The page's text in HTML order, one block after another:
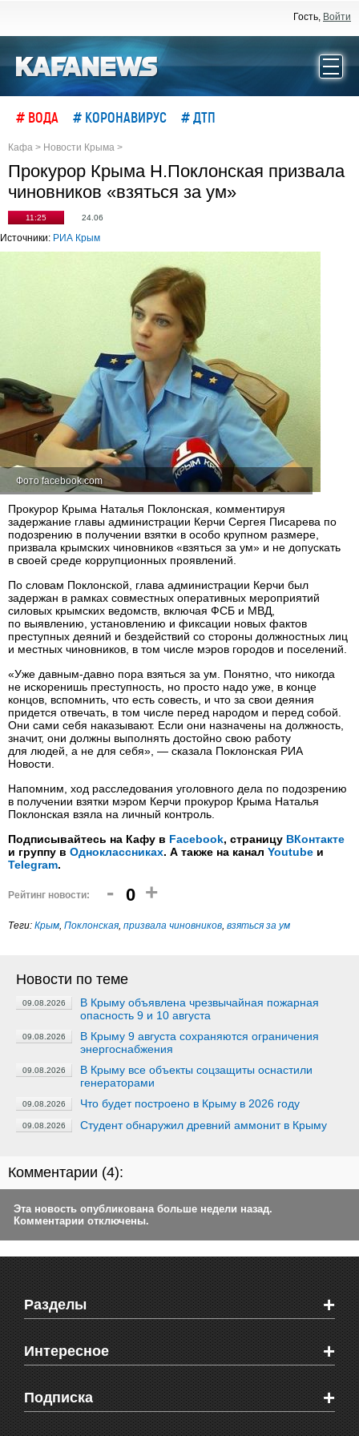
Гость, Войти
# ВОДА # КОРОНАВИРУС # ДТП
Кафа > Новости Крыма >
Прокурор Крыма Н.Поклонская призвала
чиновников «взяться за ум»
11:25 24.06
Источники: РИА Крым
Фото facebook.com
Прокурор Крыма Наталья Поклонская, комментируя
задержание главы администрации Керчи Сергея Писарева по
подозрению в получении взятки в особо крупном размере,
призвала крымских чиновников «взяться за ум» и не допускать
в своей среде коррупционных проявлений.
По словам Поклонской, глава администрации Керчи был
задержан в рамках совместных оперативных мероприятий
силовых крымских ведомств, включая ФСБ и МВД,
по выявлению, установлению и фиксации новых фактов
преступных деяний и бездействий со стороны должностных лиц
и местных чиновников, в том числе мэров городов и поселений.
«Уже давным-давно пора взяться за ум. Понятно, что никогда
не искоренишь преступность, но просто надо уже, в конце
концов, вспомнить, что есть совесть, и что за свои деяния
придется отвечать, в том числе перед народом и перед собой.
Они сами себя наказывают. Если они назначены на должность,
значит, они должны выполнять достойно свою работу
для людей, а не для себя», — сказала Поклонская РИА
Новости.
Напомним, ход расследования уголовного дела по подозрению
в получении взятки мэром Керчи прокурор Крыма Наталья
Поклонская взяла на личный контроль.
Подписывайтесь на Кафу в Facebook, страницу ВКонтакте
и группу в Одноклассниках. А также на канал Youtube и
Telegram.
Рейтинг новости: - 0 +
Теги: Крым, Поклонская, призвала чиновников, взяться за ум
Новости по теме
09.08.2026
В Крыму объявлена чрезвычайная пожарная
опасность 9 и 10 августа
09.08.2026
В Крыму 9 августа сохраняются ограничения
энергоснабжения
09.08.2026
В Крыму все объекты соцзащиты оснастили
генераторами
09.08.2026 Что будет построено в Крыму в 2026 году
09.08.2026 Студент обнаружил древний аммонит в Крыму
Комментарии (4):
Эта новость опубликована больше недели назад.
Комментарии отключены.
Разделы +
Новости Феодосии
Новости Крыма
Мировые новости
Объявления
Здоровье
Интересное +
Видео о Феодосии
Веб-камеры Феодосии
Блоги феодосийцев
Подписка +
Печатная версия газеты "Кафа"